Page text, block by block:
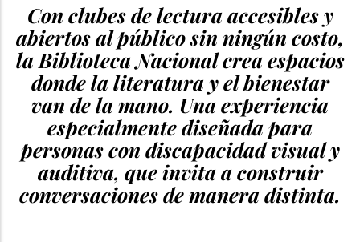
Con clubes de lectura accesibles y
abiertos al público sin ningún costo,
la Biblioteca Nacional crea espacios
donde la literatura y el bienestar
van de la mano. Una experiencia
especialmente diseñada para
personas con discapacidad visual y
auditiva, que invita a construir
conversaciones de manera distinta.